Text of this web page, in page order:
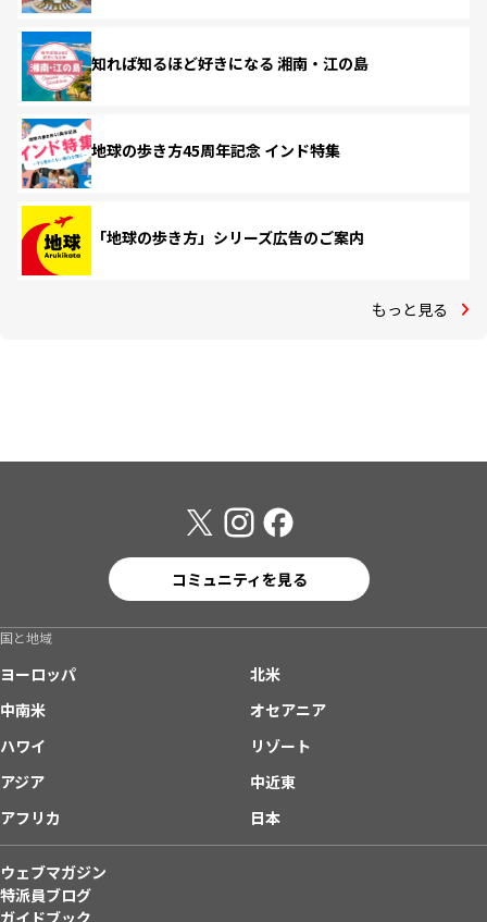
知れば知るほど好きになる 湘南・江の島
地球の歩き方45周年記念 インド特集
「地球の歩き方」シリーズ広告のご案内
もっと見る
コミュニティを見る
国と地域
ヨーロッパ
北米
中南米
オセアニア
ハワイ
リゾート
アジア
中近東
アフリカ
日本
ウェブマガジン
特派員ブログ
ガイドブック